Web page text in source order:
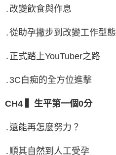
․改變飲食與作息
․從助孕撇步到改變工作型態
․正式踏上YouTuber之路
․3C白痴的全方位進擊
CH4 ▍生平第一個0分
․還能再怎麼努力？
․順其自然到人工受孕